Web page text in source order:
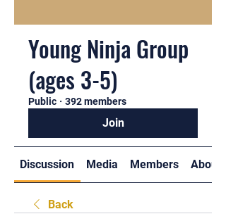
Young Ninja Group
(ages 3-5)
Public · 392 members
Join
Discussion Media Members About
Back